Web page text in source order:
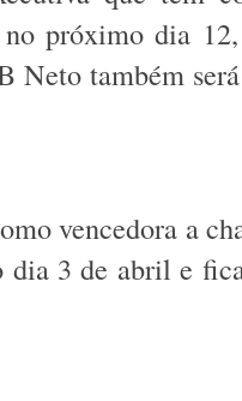
no próximo dia
Neto também
vencedora a
dia 3 de abril e